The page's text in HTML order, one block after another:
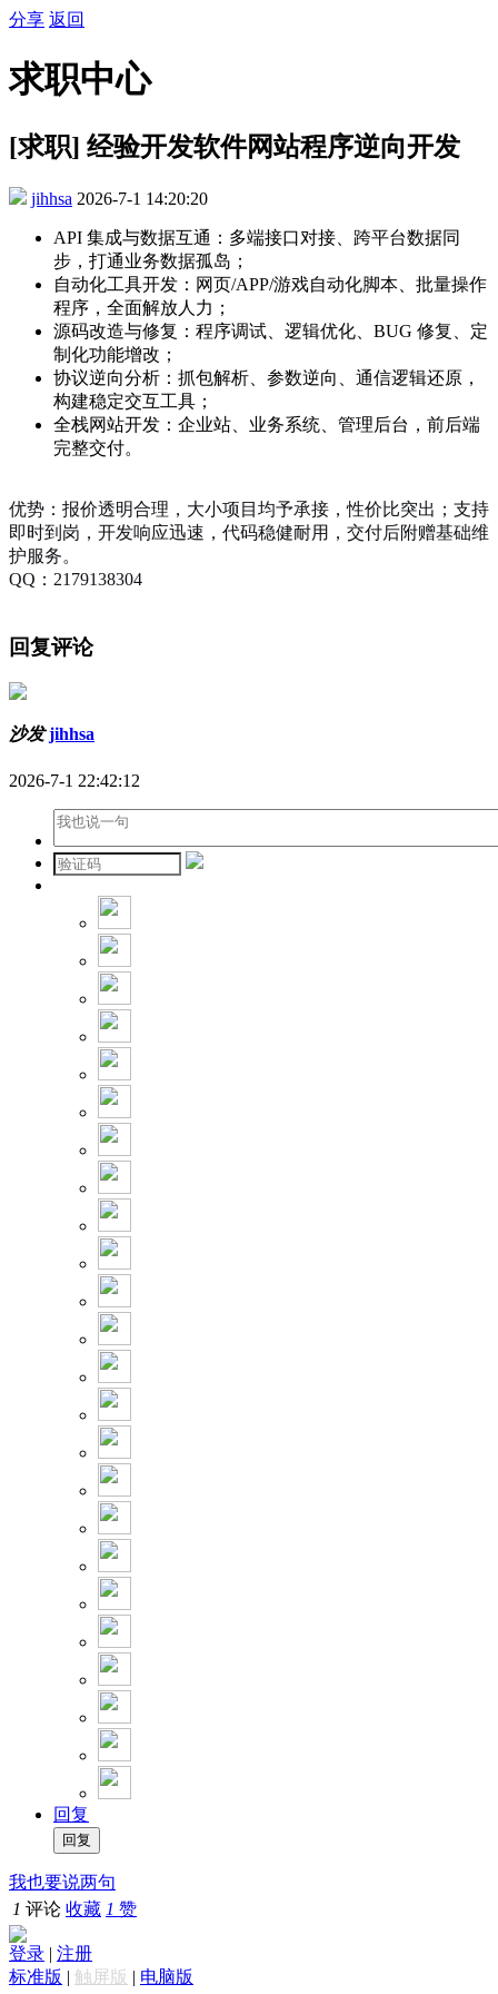
分享 返回
求职中心
[求职] 经验开发软件网站程序逆向开发
jihhsa 2026-7-1 14:20:20
API 集成与数据互通：多端接口对接、跨平台数据同
步，打通业务数据孤岛；
自动化工具开发：网页/APP/游戏自动化脚本、批量操作
程序，全面解放人力；
源码改造与修复：程序调试、逻辑优化、BUG 修复、定
制化功能增改；
协议逆向分析：抓包解析、参数逆向、通信逻辑还原，
构建稳定交互工具；
全栈网站开发：企业站、业务系统、管理后台，前后端
完整交付。
优势：报价透明合理，大小项目均予承接，性价比突出；支持
即时到岗，开发响应迅速，代码稳健耐用，交付后附赠基础维
护服务。
QQ：2179138304
回复评论
沙发 jihhsa
2026-7-1 22:42:12
回复
我也要说两句
1 评论 收藏 1 赞
登录 | 注册
标准版 | 触屏版 | 电脑版